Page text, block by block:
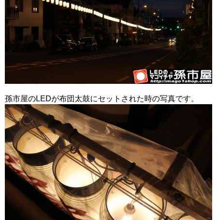
孫市屋のLEDが布団太鼓にセットされた時の写真です。